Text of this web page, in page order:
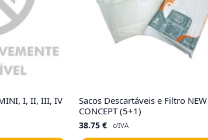
I, II, III, IV
Sacos Descartáveis e Filtro NEW
CONCEPT (5+1)
38.75 € c/IVA